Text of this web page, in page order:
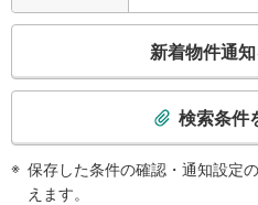
検
新着物件通
検索条件
保存した条件の確認・通知設定
えます。